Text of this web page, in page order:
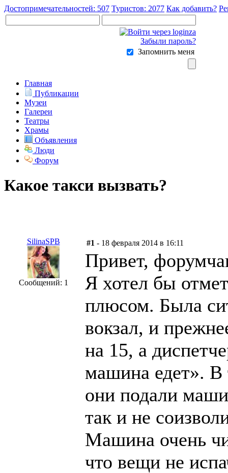
Достопримечательностей: 507 Туристов: 2077 Как добавить?
Забыли пароль?
Запомнить меня
Главная
Публикации
Музеи
Галереи
Театры
Храмы
Объявления
Люди
Форум
Какое такси вызвать?
SilinaSPB
Сообщений: 1
#1 - 18 февраля 2014 в 16:11
Привет,
Я хотел бы
плюсом. Была
вокзал, и
на 15, а
машина едет». В
они подали
так и не
Машина очень
что вещи не